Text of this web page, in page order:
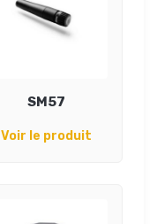
SM57
Voir le produit